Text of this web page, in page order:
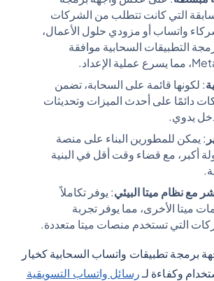
التي كانت تتطلب من الشركات
واتساب أو مزودي حلول الأعمال،
التطبيقات السحابية موافقة
: لكونها قائمة على السحابة، تضمن
دائمًا على أحدث الميزات وتحديثات
يدوي.
: يمكن للمطورين البناء على منصة
أكبر، مع قضاء وقت أقل في البنية
مع نظام ميتا البيئي: يوفر تكاملاً
ميتا الأخرى، مما يوفر تجربة
التي تستخدم منصات ميتا متعددة.
برمجة تطبيقات واتساب السحابية كخيار
وكفاءة لـ رسائل واتساب التسويقية